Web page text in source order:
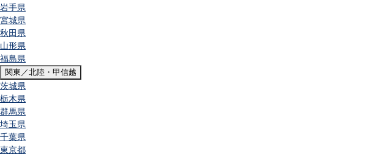
岩手県
宮城県
秋田県
山形県
福島県
関東／北陸・甲信越
茨城県
栃木県
群馬県
埼玉県
千葉県
東京都